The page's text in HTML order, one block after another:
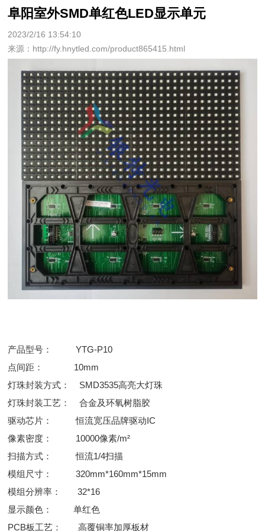
阜阳室外SMD单红色LED显示单元
2023/2/16 13:54:10
来源：http://fy.hnytled.com/product865415.html
产品型号： YTG-P10
点间距： 10mm
灯珠封装方式： SMD3535高亮大灯珠
灯珠封装工艺： 合金及环氧树脂胶
驱动芯片： 恒流宽压品牌驱动IC
像素密度： 10000像素/m²
扫描方式： 恒流1/4扫描
模组尺寸： 320mm*160mm*15mm
模组分辨率： 32*16
显示颜色： 单红色
PCB板工艺： 高覆铜率加厚板材